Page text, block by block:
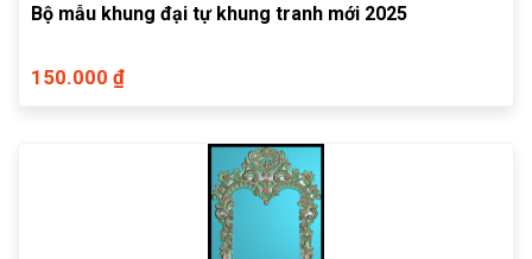
Bộ mẫu khung đại tự khung tranh mới 2025
150.000 ₫